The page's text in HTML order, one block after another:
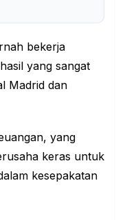
bekerja
yang sangat
Madrid dan
yang
keras untuk
kesepakatan